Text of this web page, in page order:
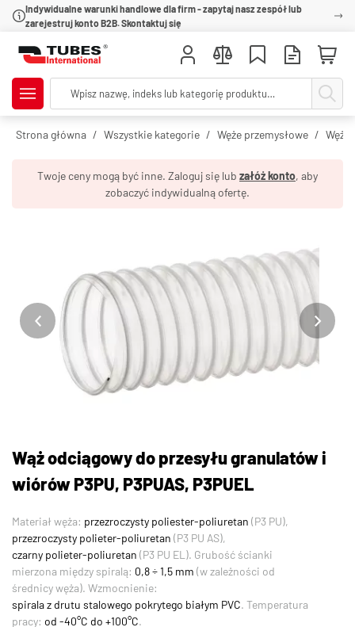
Indywidualne warunki handlowe dla firm - zapytaj nasz zespół lub
zarejestruj konto B2B. Skontaktuj się
Strona główna Wszystkie kategorie Węże przemysłowe Węże
Twoje ceny mogą być inne. Zaloguj się lub załóż konto, aby
zobaczyć indywidualną ofertę.
Wąż odciągowy do przesyłu granulatów i
wiórów P3PU, P3PUAS, P3PUEL
Materiał węża: przezroczysty poliester-poliuretan (P3 PU),
przezroczysty polieter-poliuretan (P3 PU AS),
czarny polieter-poliuretan (P3 PU EL). Grubość ścianki
mierzona między spiralą: 0,8 ÷ 1,5 mm (w zależności od
średnicy węża). Wzmocnienie:
spirala z drutu stalowego pokrytego białym PVC. Temperatura
pracy: od -40°C do +100°C.